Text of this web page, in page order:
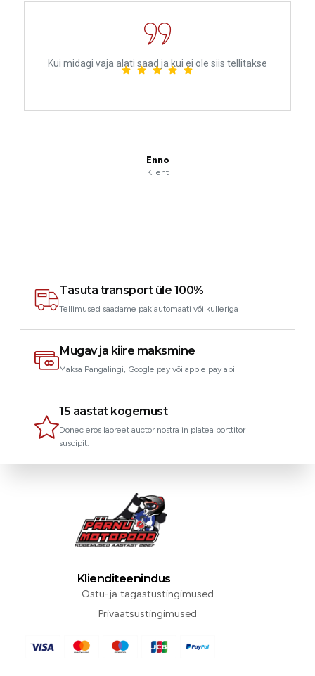
Enno
Klient
Kui midagi vaja alati saad ja kui ei ole siis tellitakse
Tasuta transport üle 100%
Tellimused saadame pakiautomaati või kulleriga
Mugav ja kiire maksmine
Maksa Pangalingi, Google pay või apple pay abil
15 aastat kogemust
Donec eros laoreet auctor nostra in platea porttitor
suscipit.
Klienditeenindus
Ostu-ja tagastustingimused
Privaatsustingimused